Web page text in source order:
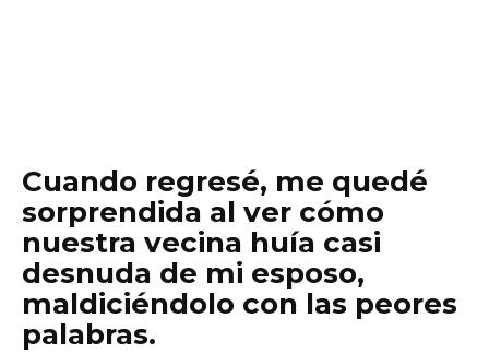
Cuando regresé, me quedé
sorprendida al ver cómo
nuestra vecina huía casi
desnuda de mi esposo,
maldiciéndolo con las peores
palabras.